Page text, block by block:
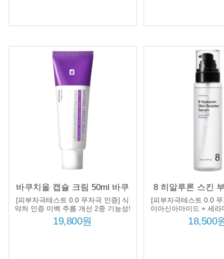
바쿠치올 캡슐 크림 50ml 바쿠
치올 5000ppm 12종 펩타이드
콤플렉스 3종 세라마이드 주름
미백
[피부자극테스트 0.0 무자극 인증] 식
약처 인증 미백 주름 개선 2중 기능성!
19,800원
8 히알루론 스킨
150ml 8종 히알루
스 수분 보습 미
[피부자극테스트 0.0
이아신아마이드 + 세라
놀 처방!
18,500